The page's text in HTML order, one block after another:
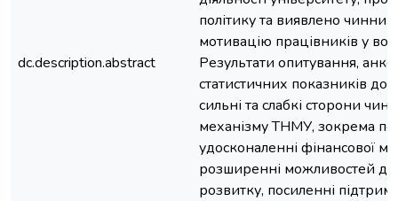
dc.description.abstract
політику та виявлено
мотивацію працівників у
Результати опитування,
статистичних показників
сильні та слабкі сторони
механізму ТНМУ, зокрема
удосконаленні фінансової
розширенні можливостей
розвитку, посиленні